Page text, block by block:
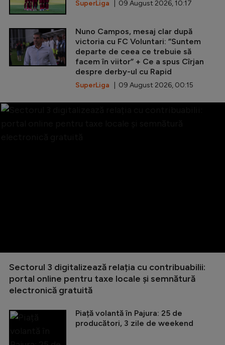
SuperLiga | 09 August 2026, 10:17
Nuno Campos, mesaj clar după
victoria cu FC Voluntari: ”Suntem
departe de ceea ce trebuie să
facem în viitor” + Ce a spus Cîrjan
despre derby-ul cu Rapid
SuperLiga | 09 August 2026, 00:15
Sectorul 3 digitalizează relația cu contribuabilii:
portal online pentru taxe locale și semnătură
electronică gratuită
Piață volantă în Pajura: 25 de
producători, 3 zile de weekend